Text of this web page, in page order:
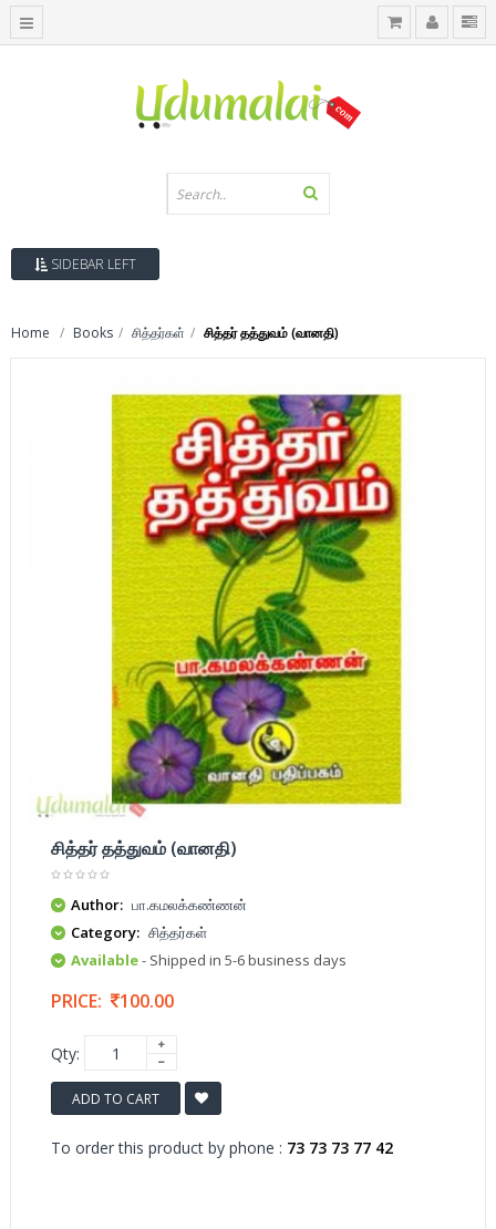
SIDEBAR LEFT
Home Books சித்தர்கள் சித்தர் தத்துவம் (வானதி)
சித்தர் தத்துவம் (வானதி)
Author: பா.கமலக்கண்ணன்
Category: சித்தர்கள்
Available- Shipped in 5-6 business days
PRICE: 100.00
Qty:
ADD TO CART
To order this product by phone : 73 73 73 77 42